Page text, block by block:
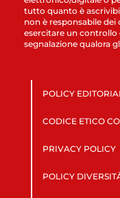
tutto quanto è
non è responsabile
esercitare un controllo
segnalazione qualora
POLICY
CODICE ETICO
PRIVACY POLICY
POLICY